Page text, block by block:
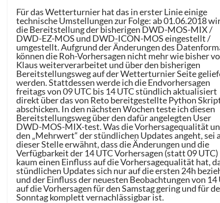
Für das Wetterturnier hat das in erster Linie einige
technische Umstellungen zur Folge: ab 01.06.2018
die Bereitstellung der bisherigen DWD-MOS-MIX /
DWD-EZ-MOS und DWD-ICON-MOS eingestellt /
umgestellt. Aufgrund der Änderungen des
können die Roh-Vorhersagen nicht mehr wie bisher
Klaus weiterverarbeitet und über den bisherigen
Bereitstellungsweg auf der Wetterturnier Seite
werden. Stattdessen werde ich die Endvorhersagen
freitags von 09 UTC bis 14 UTC stündlich aktualisiert
direkt über das von Reto bereitgestellte Python
abschicken. In den nächsten Wochen teste ich diesen
Bereitstellungsweg über den dafür angelegten User
DWD-MOS-MIX-test. Was die Vorhersagequalität
den „Mehrwert“ der stündlichen Updates angeht, sei
dieser Stelle erwähnt, dass die Änderungen und die
Verfügbarkeit der 14 UTC Vorhersagen (statt 09 UTC)
kaum einen Einfluss auf die Vorhersagequalität hat,
stündlichen Updates sich nur auf die ersten 24h
und der Einfluss der neuesten Beobachtungen von 14
auf die Vorhersagen für den Samstag gering und für
Sonntag komplett vernachlässigbar ist.